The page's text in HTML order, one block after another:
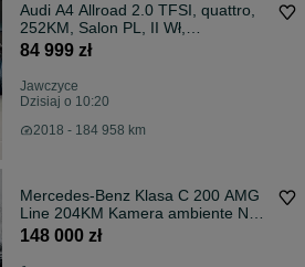
Audi A4 Allroad 2.0 TFSI, quattro,
252KM, Salon PL, II Wł,
Bezwypadkowy, ASO, B&O, Hak
84 999 zł
Jawczyce
Dzisiaj o 10:20
2018 - 184 958 km
Mercedes-Benz Klasa C 200 AMG
Line 204KM Kamera ambiente Navi
SalonPL VAT23%
148 000 zł